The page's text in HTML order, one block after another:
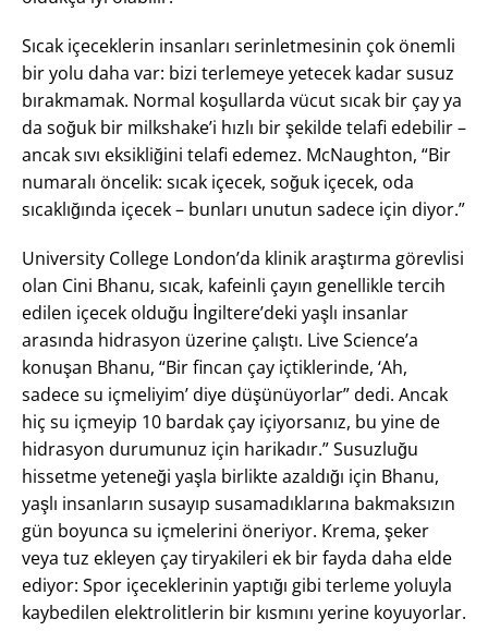
Sıcak içeceklerin insanları serinletmesinin çok önemli
bir yolu daha var: bizi terlemeye yetecek kadar susuz
bırakmamak. Normal koşullarda vücut sıcak bir çay ya
da soğuk bir milkshake’i hızlı bir şekilde telafi edebilir –
ancak sıvı eksikliğini telafi edemez. McNaughton, “Bir
numaralı öncelik: sıcak içecek, soğuk içecek, oda
sıcaklığında içecek – bunları unutun sadece için diyor.”
University College London’da klinik araştırma görevlisi
olan Cini Bhanu, sıcak, kafeinli çayın genellikle tercih
edilen içecek olduğu İngiltere’deki yaşlı insanlar
arasında hidrasyon üzerine çalıştı. Live Science’a
konuşan Bhanu, “Bir fincan çay içtiklerinde, ‘Ah,
sadece su içmeliyim’ diye düşünüyorlar” dedi. Ancak
hiç su içmeyip 10 bardak çay içiyorsanız, bu yine de
hidrasyon durumunuz için harikadır.” Susuzluğu
hissetme yeteneği yaşla birlikte azaldığı için Bhanu,
yaşlı insanların susayıp susamadıklarına bakmaksızın
gün boyunca su içmelerini öneriyor. Krema, şeker
veya tuz ekleyen çay tiryakileri ek bir fayda daha elde
ediyor: Spor içeceklerinin yaptığı gibi terleme yoluyla
kaybedilen elektrolitlerin bir kısmını yerine koyuyorlar.